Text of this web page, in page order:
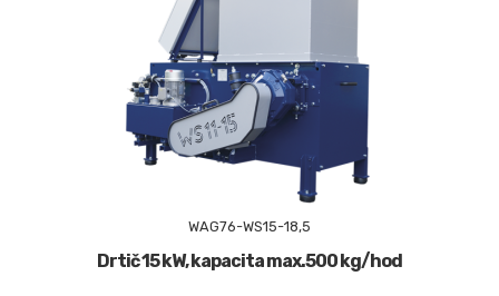
WAG76-WS15-18,5
Drtič 15 kW, kapacita max.500 kg/hod